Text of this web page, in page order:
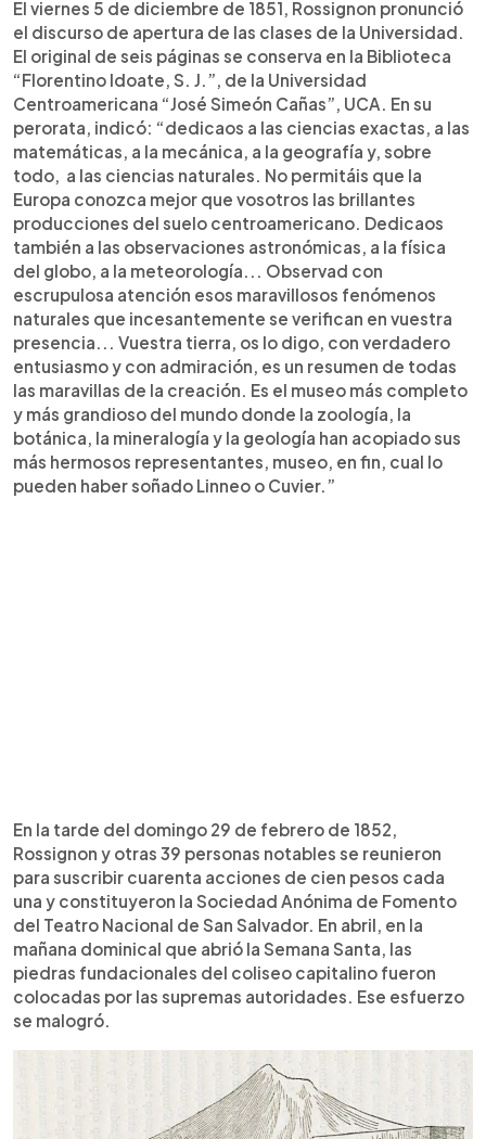
El viernes 5 de diciembre de 1851, Rossignon pronunció
el discurso de apertura de las clases de la Universidad.
El original de seis páginas se conserva en la Biblioteca
“Florentino Idoate, S. J.”, de la Universidad
Centroamericana “José Simeón Cañas”, UCA. En su
perorata, indicó: “dedicaos a las ciencias exactas, a las
matemáticas, a la mecánica, a la geografía y, sobre
todo, a las ciencias naturales. No permitáis que la
Europa conozca mejor que vosotros las brillantes
producciones del suelo centroamericano. Dedicaos
también a las observaciones astronómicas, a la física
del globo, a la meteorología... Observad con
escrupulosa atención esos maravillosos fenómenos
naturales que incesantemente se verifican en vuestra
presencia... Vuestra tierra, os lo digo, con verdadero
entusiasmo y con admiración, es un resumen de todas
las maravillas de la creación. Es el museo más completo
y más grandioso del mundo donde la zoología, la
botánica, la mineralogía y la geología han acopiado sus
más hermosos representantes, museo, en fin, cual lo
pueden haber soñado Linneo o Cuvier.”
En la tarde del domingo 29 de febrero de 1852,
Rossignon y otras 39 personas notables se reunieron
para suscribir cuarenta acciones de cien pesos cada
una y constituyeron la Sociedad Anónima de Fomento
del Teatro Nacional de San Salvador. En abril, en la
mañana dominical que abrió la Semana Santa, las
piedras fundacionales del coliseo capitalino fueron
colocadas por las supremas autoridades. Ese esfuerzo
se malogró.